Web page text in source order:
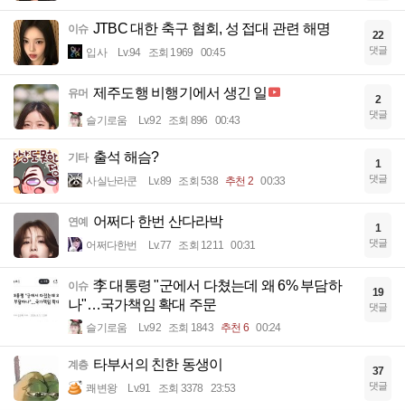
이슈 JTBC 대한 축구 협회, 성 접대 관련 해명
입사 Lv.94 조회 1969 00:45
22
댓글
유머 제주도행 비행기에서 생긴 일
슬기로움 Lv.92 조회 896 00:43
2
댓글
기타 출석 해슴?
사실난라쿤 Lv.89 조회 538 추천 2 00:33
1
댓글
연예 어쩌다 한번 산다라박
어쩌다한번 Lv.77 조회 1211 00:31
1
댓글
이슈 李 대통령 "군에서 다쳤는데 왜 6% 부담하
나"…국가책임 확대 주문
슬기로움 Lv.92 조회 1843 추천 6 00:24
19
댓글
계층 타부서의 친한 동생이
쾌변왕 Lv.91 조회 3378 23:53
37
댓글